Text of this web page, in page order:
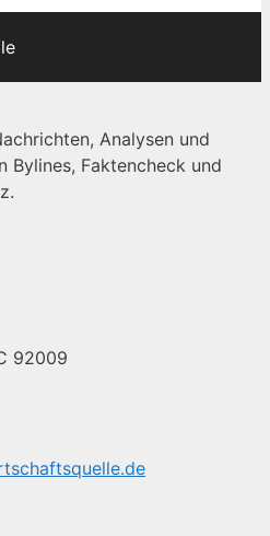
Analysen und
Faktencheck und
92009